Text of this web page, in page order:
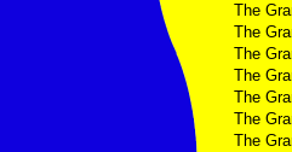
The
The
The
The
The
The
The